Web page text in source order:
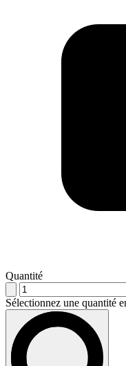
Quantité
Sélectionnez une quantité